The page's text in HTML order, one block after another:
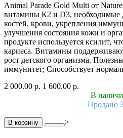
Animal Parade Gold Multi от
витамины К2 и D3, необходимые
костей, крови, укрепления
улучшения состояния кожи и
продукте используется ксилит,
кариеса. Витамины
рост детского организма.
иммунитет; Способствует
2 000.00 р. 1 600.00 р.
В
Продано
В корзину >